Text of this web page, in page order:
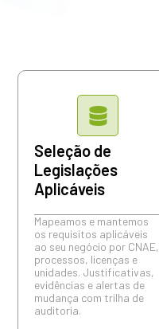
Seleção de
Legislações
Aplicáveis
Mapeamos e mantemos
os requisitos aplicáveis
ao seu negócio por CNAE,
processos, licenças e
unidades. Justificativas,
evidências e alertas de
mudança com trilha de
auditoria.